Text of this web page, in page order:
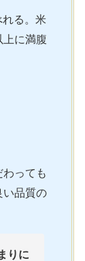
る。米
上に満腹
っても
い品質の
りに